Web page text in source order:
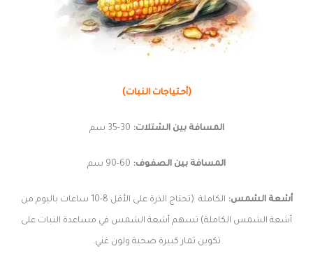
(أحتياجات النبات)
المسافة بين الشتلات:
المسافة بين الصفوف:
أشعة الشمس: الكاملة (تحتاج الذرة على الأقل 8-10 ساعات باليوم من
أشعة الشمس الكاملة) تسهم أشعة الشمس في مساعدة النبات على
تكوين ثمار كبيرة صحية ولون غني.